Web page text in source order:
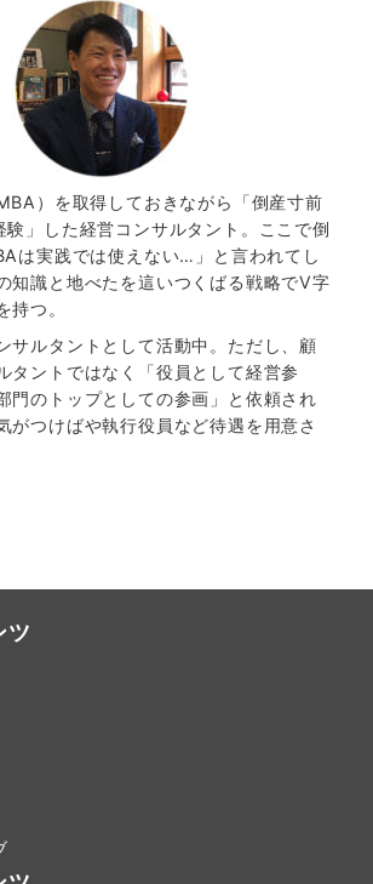
）を取得しておきながら「倒産寸前
」した経営コンサルタント。ここで倒
は実践では使えない…」と言われてし
知識と地べたを這いつくばる戦略でV字
持つ。
サルタントとして活動中。ただし、顧
タントではなく「役員として経営参
門のトップとしての参画」と依頼され
がつけばや執行役員など待遇を用意さ
ツ